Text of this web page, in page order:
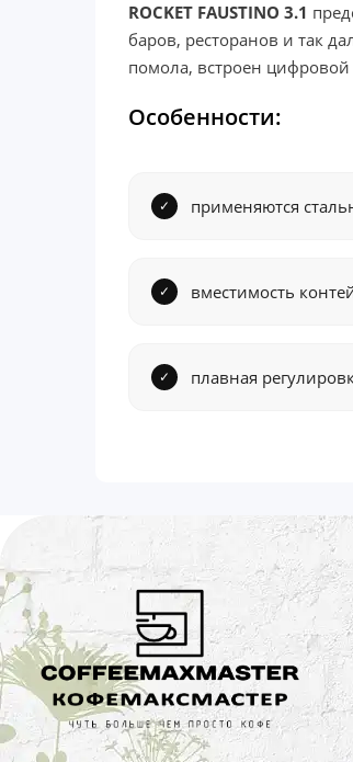
ROCKET FAUSTINO 3.1
баров, ресторанов и так
помола, встроен
Особенности:
применяются
вместимость
плавная